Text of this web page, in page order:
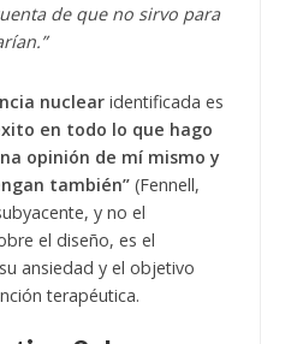
de que no sirvo para
nuclearidentificada es
en todo lo que hago
opinión de mí mismo y
también”(Fennell,
y no el
el diseño, es el
ansiedad y el objetivo
terapéutica.